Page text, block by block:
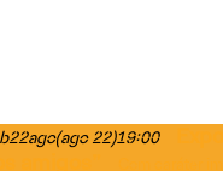
22ago(ago 22)19:00